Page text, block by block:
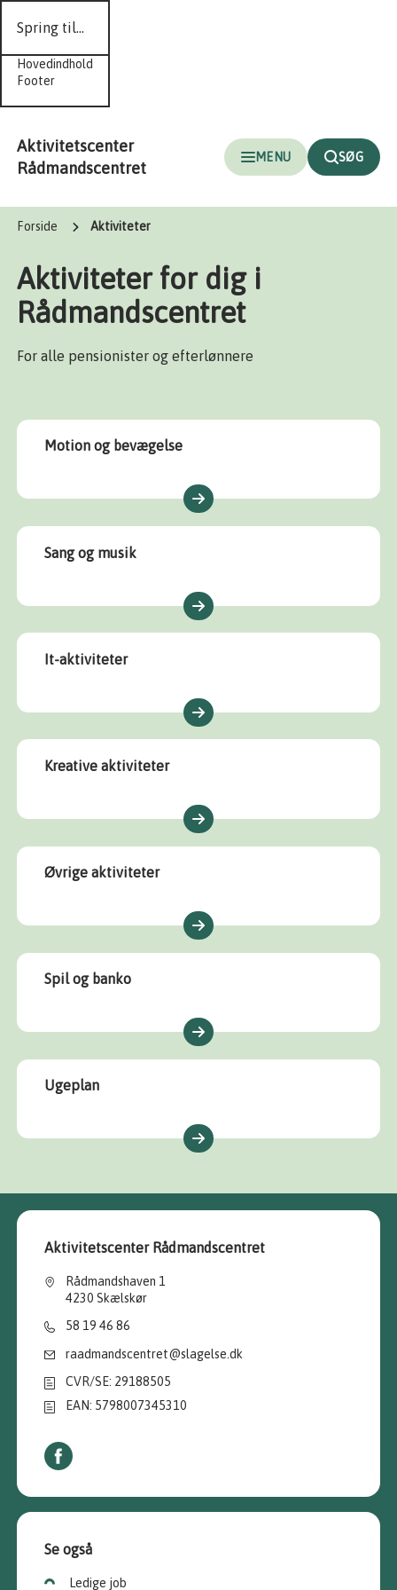
Spring til...
Hovedindhold
Footer
Aktivitetscenter
Rådmandscentret
MENU SØG
Forside Aktiviteter
Aktiviteter for dig i
Rådmandscentret
For alle pensionister og efterlønnere
Motion og bevægelse
Sang og musik
It-aktiviteter
Kreative aktiviteter
Øvrige aktiviteter
Spil og banko
Ugeplan
Aktivitetscenter Rådmandscentret
Rådmandshaven 1
4230 Skælskør
58 19 46 86
raadmandscentret@slagelse.dk
CVR/SE: 29188505
EAN: 5798007345310
Se også
Ledige job